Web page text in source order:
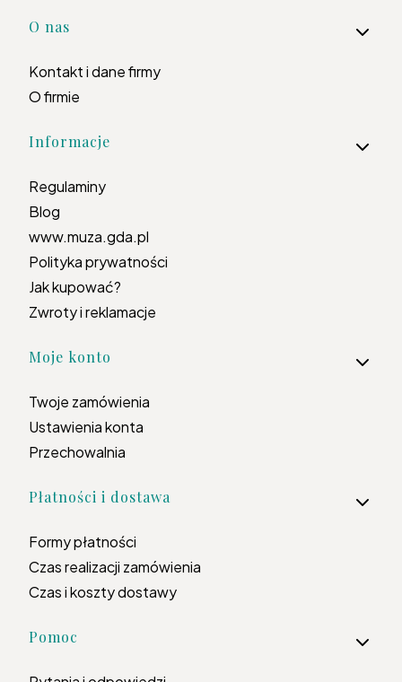
Linki w stopce
O nas
Kontakt i dane firmy
O firmie
Informacje
Regulaminy
Blog
www.muza.gda.pl
Polityka prywatności
Jak kupować?
Zwroty i reklamacje
Moje konto
Twoje zamówienia
Ustawienia konta
Przechowalnia
Płatności i dostawa
Formy płatności
Czas realizacji zamówienia
Czas i koszty dostawy
Pomoc